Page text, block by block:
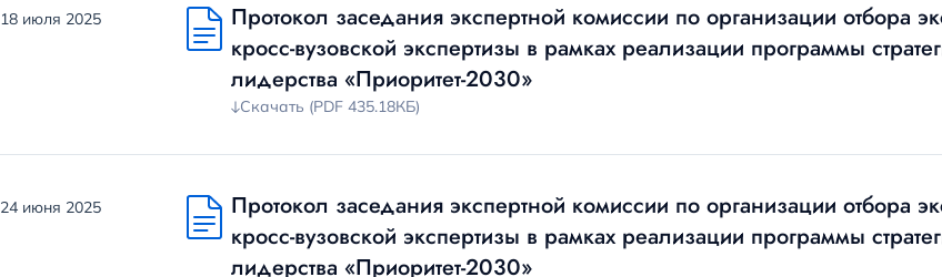
18 июля 2025
Протокол заседания экспертной комиссии по организации отбора
кросс-вузовской экспертизы в рамках реализации программы
лидерства «Приоритет-2030»
Скачать (PDF 435.18КБ)
24 июня 2025
Протокол заседания экспертной комиссии по организации отбора
кросс-вузовской экспертизы в рамках реализации программы
лидерства «Приоритет-2030»